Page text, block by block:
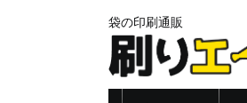
袋の印刷通販